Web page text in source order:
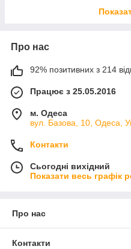
Про нас
92% позитивних з 214
Працює з 25.05.2016
м. Одеса
вул. Базова, 10, Одеса,
Контакти
Сьогодні вихідний
Показати весь графік
Про нас
Контакти